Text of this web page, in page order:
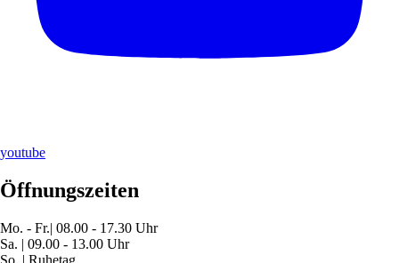
youtube
Öffnungszeiten
Mo. - Fr.| 08.00 - 17.30 Uhr
Sa. | 09.00 - 13.00 Uhr